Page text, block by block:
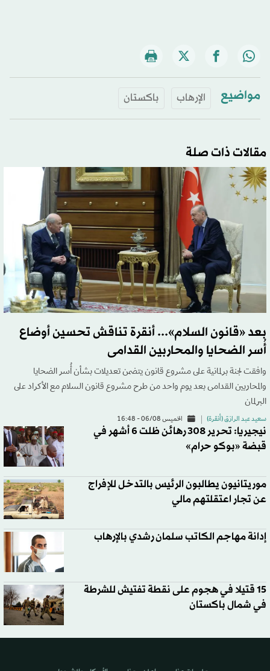
مواضيع الإرهاب باكستان
مقالات ذات صلة
بعد «قانون السلام»... أنقرة تناقش تحسين أوضاع
أُسر الضحايا والمحاربين القدامى
وافقت لجنة برلمانية على مشروع قانون يتضمن تعديلات بشأن أُسر الضحايا
والمحاربين القدامى بعد يوم واحد من طرح مشروع قانون السلام مع الأكراد على
البرلمان
سعيد عبد الرازق (أنقرة) الخميس 06/08 - 16:48
نيجيريا: تحرير 308 رهائن ظلت 6 أشهر في
قبضة «بوكو حرام»
موريتانيون يطالبون الرئيس بالتدخل للإفراج
عن تجار اعتقلتهم مالي
إدانة مهاجم الكاتب سلمان رشدي بالإرهاب
15 قتيلا في هجوم على نقطة تفتيش للشرطة
في شمال باكستان